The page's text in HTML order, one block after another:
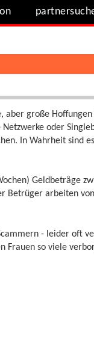
aber große
oder
In Wahrheit sind
Geldbeträge
Betrüger arbeiten
- leider oft
Frauen so viele